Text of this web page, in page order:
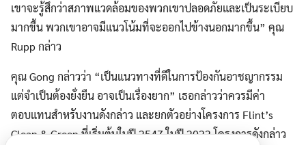
เขาจะรู้สึกว่าสภาพแวดล้อมของพวกเขาปลอดภัยและเป็นระเบียบ
มากขึ้น พวกเขาอาจมีแนวโน้มที่จะออกไปข้างนอกมากขึ้น” คุณ
Rupp กล่าว
คุณ Gong กล่าวว่า “เป็นแนวทางที่ดีในการป้องกันอาชญากรรม
แต่จำเป็นต้องยั่งยืน อาจเป็นเรื่องยาก” เธอกล่าวว่าควรมีค่า
ตอบแทนสำหรับงานดังกล่าว และยกตัวอย่างโครงการ Flint’s
Clean & Green ที่เริ่มต้นในปี 2547 ในปี 2022 โครงการดังกล่าว